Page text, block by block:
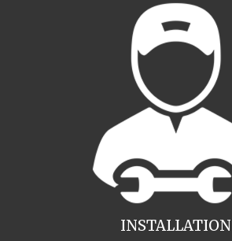
INSTALLATION